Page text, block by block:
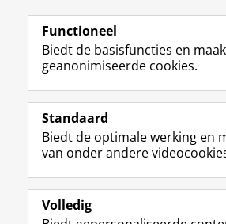
manier te reageren op
maatschappelijke kwesties.
het leiderschap in uw
Functioneel
Biedt de basisfuncties en
geanonimiseerde cookies.
Standaard
Biedt de optimale werking en
van onder andere
Volledig